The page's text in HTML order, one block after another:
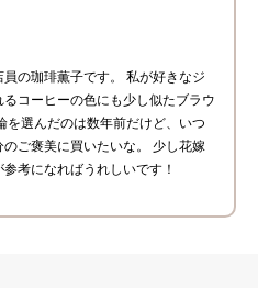
の珈琲薫子です。 私が好きなジ
コーヒーの色にも少し似たブラウ
を選んだのは数年前だけど、いつ
ご褒美に買いたいな。 少し花嫁
考になればうれしいです！